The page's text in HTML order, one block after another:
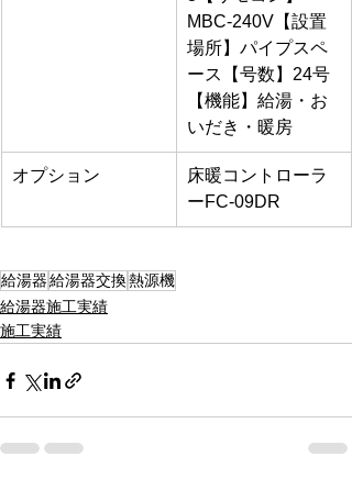
MBC-240V【設置
場所】パイプスペ
ース【号数】24号
【機能】給湯・お
いだき・暖房
オプション
床暖コントローラ
ーFC-09DR
給湯器給湯器交換熱源機
給湯器施工実績
施工実績